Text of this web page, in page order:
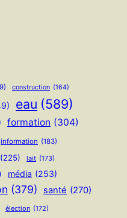
construction (164)
eau (589)
formation (304)
information (183)
(225) lait (173)
média (253)
(379) santé (270)
élection (172)